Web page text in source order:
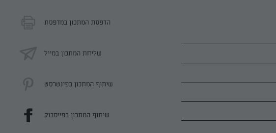
הדפסת המתכון במדפסת
שליחת המתכון במייל
שיתוף המתכון בפינטרסט
שיתוף המתכון בפייסבוק